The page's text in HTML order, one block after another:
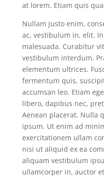
at lorem. Etiam quis
Nullam justo enim,
ac, vestibulum in, elit.
malesuada. Curabitur
vestibulum interdum.
elementum ultrices.
fermentum quis,
accumsan leo. Etiam
libero, dapibus nec,
Aenean placerat. Nulla
ipsum. Ut enim ad
exercitationem ullam
nisi ut aliquid ex ea
aliquam vestibulum
ullamcorper in, auctor